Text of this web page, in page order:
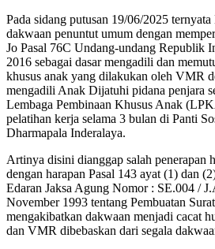
Pada sidang putusan 19/06/2025
dakwaan penuntut umum dengan
Jo Pasal 76C Undang-undang Republik
2016 sebagai dasar mengadili dan
khusus anak yang dilakukan oleh VMR
mengadili Anak Dijatuhi pidana penjara
Lembaga Pembinaan Khusus Anak
pelatihan kerja selama 3 bulan di Panti
Dharmapala Inderalaya.
Artinya disini dianggap salah penerapan
dengan harapan Pasal 143 ayat (1) dan
Edaran Jaksa Agung Nomor : SE.004 /
November 1993 tentang Pembuatan
mengakibatkan dakwaan menjadi cacat
dan VMR dibebaskan dari segala